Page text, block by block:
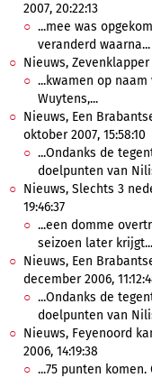
2007, 20:22:13
...mee was
veranderd waarna...
Nieuws, Zevenklapper
...kwamen op
Wuytens,...
Nieuws, Een
oktober 2007, 15:58:10
...Ondanks de
doelpunten van
Nieuws, Slechts 3
19:46:37
...een domme
seizoen later krijgt...
Nieuws, Een
december 2006,
...Ondanks de
doelpunten van
Nieuws, Feyenoord
2006, 14:19:38
...75 punten komen.